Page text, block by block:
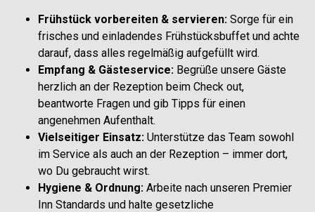
Frühstück vorbereiten & servieren:Sorge für ein
frisches und einladendes Frühstücksbuffet und achte
darauf, dass alles regelmäßig aufgefüllt wird.
Empfang & Gästeservice:Begrüße unsere Gäste
herzlich an der Rezeption beim Check out,
beantworte Fragen und gib Tipps für einen
angenehmen Aufenthalt.
Vielseitiger Einsatz:Unterstütze das Team sowohl
im Service als auch an der Rezeption – immer dort,
wo Du gebraucht wirst.
Hygiene & Ordnung:Arbeite nach unseren Premier
Inn Standards und halte gesetzliche